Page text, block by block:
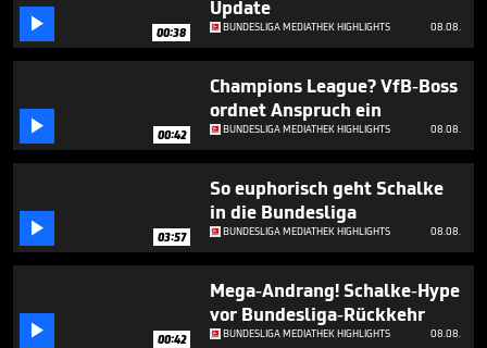
minute,
seconds
 00:38
Update
BUNDESLIGA MEDIATHEK HIGHLIGHTS 08.08.
 00:42
Champions League? VfB-Boss
ordnet Anspruch ein
BUNDESLIGA MEDIATHEK HIGHLIGHTS 08.08.
 03:57
So euphorisch geht Schalke
in die Bundesliga
BUNDESLIGA MEDIATHEK HIGHLIGHTS 08.08.
 00:42
Mega-Andrang! Schalke-Hype
vor Bundesliga-Rückkehr
BUNDESLIGA MEDIATHEK HIGHLIGHTS 08.08.